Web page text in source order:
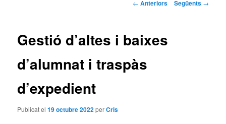
← Anteriors Següents →
Gestió d’altes i baixes
d’alumnat i traspàs
d’expedient
Publicat el19 octubre 2022perCris